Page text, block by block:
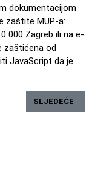
dokumentacijom
zaštite MUP-a:
000 Zagreb ili na e-
zaštićena od
JavaScript da je
RASPISAOSLJEDEĆI
SLJEDEĆE